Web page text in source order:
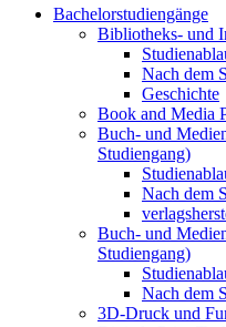
Bachelorstudiengänge
Bibliotheks- und
Nach dem
Geschichte
Book and Media
Buch- und
Studiengang)
Nach dem
Buch- und
Studiengang)
Nach dem
3D-Druck und